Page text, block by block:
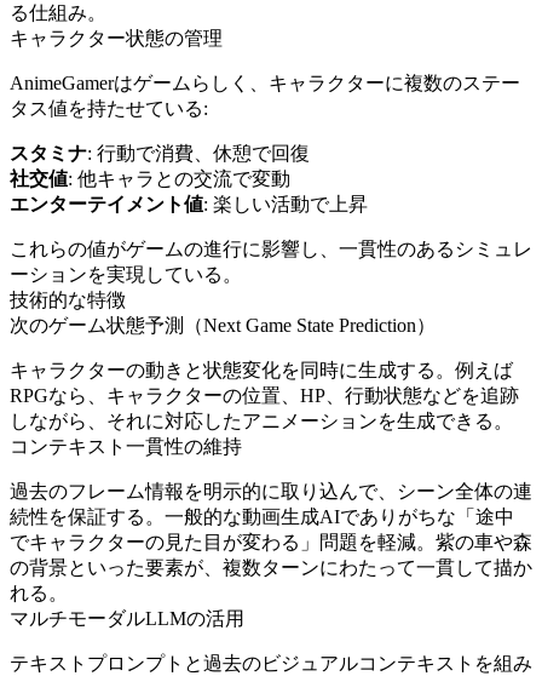
る仕組み。
キャラクター状態の管理
AnimeGamerはゲームらしく、キャラクターに複数のステー
タス値を持たせている:
スタミナ: 行動で消費、休憩で回復
社交値: 他キャラとの交流で変動
エンターテイメント値: 楽しい活動で上昇
これらの値がゲームの進行に影響し、一貫性のあるシミュレ
ーションを実現している。
技術的な特徴
次のゲーム状態予測（Next Game State Prediction）
キャラクターの動きと状態変化を同時に生成する。例えば
RPGなら、キャラクターの位置、HP、行動状態などを追跡
しながら、それに対応したアニメーションを生成できる。
コンテキスト一貫性の維持
過去のフレーム情報を明示的に取り込んで、シーン全体の連
続性を保証する。一般的な動画生成AIでありがちな「途中
でキャラクターの見た目が変わる」問題を軽減。紫の車や森
の背景といった要素が、複数ターンにわたって一貫して描か
れる。
マルチモーダルLLMの活用
テキストプロンプトと過去のビジュアルコンテキストを組み